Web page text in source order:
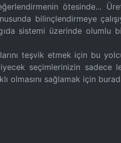
ötesinde...
bilinçlendirmeye
sistemi üzerinde olumlu
teşvik etmek için bu
seçimlerinizin sadece
olmasını sağlamak için